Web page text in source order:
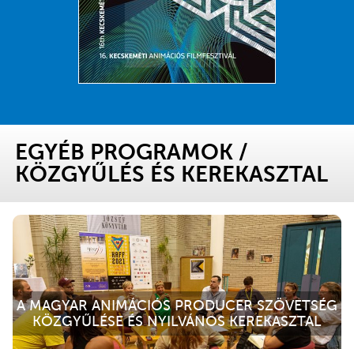
EGYÉB PROGRAMOK /
KÖZGYŰLÉS ÉS KEREKASZTAL
A MAGYAR ANIMÁCIÓS PRODUCER SZÖVETSÉG
KÖZGYŰLÉSE ÉS NYILVÁNOS KEREKASZTAL